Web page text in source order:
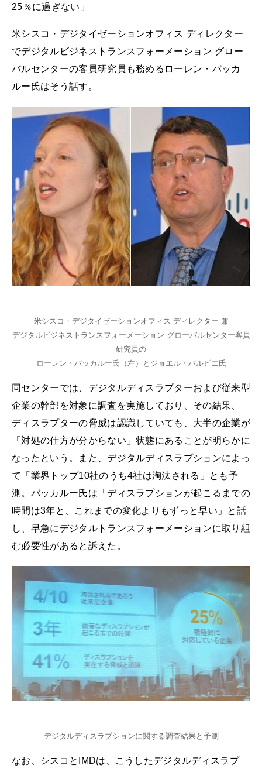
25％に過ぎない」
米シスコ・デジタイゼーションオフィス ディレクター
でデジタルビジネストランスフォーメーション グロー
バルセンターの客員研究員も務めるローレン・バッカ
ルー氏はそう話す。
米シスコ・デジタイゼーションオフィス ディレクター 兼
デジタルビジネストランスフォーメーション グローバルセンター客員
研究員の
ローレン・バッカルー氏（左）とジョエル・バルビエ氏
同センターでは、デジタルディスラプターおよび従来型
企業の幹部を対象に調査を実施しており、その結果、
ディスラプターの脅威は認識していても、大半の企業が
「対処の仕方が分からない」状態にあることが明らかに
なったという。また、デジタルディスラプションによっ
て「業界トップ10社のうち4社は淘汰される」とも予
測。バッカルー氏は「ディスラプションが起こるまでの
時間は3年と、これまでの変化よりもずっと早い」と話
し、早急にデジタルトランスフォーメーションに取り組
む必要性があると訴えた。
デジタルディスラプションに関する調査結果と予測
なお、シスコとIMDは、こうしたデジタルディスラプ